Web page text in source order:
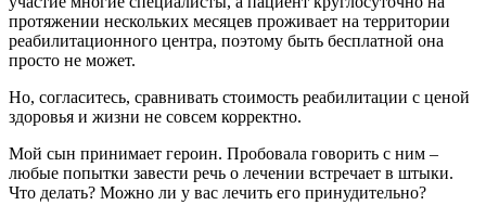
протяжении нескольких месяцев проживает на территории
реабилитационного центра, поэтому быть бесплатной она
просто не может.
Но, согласитесь, сравнивать стоимость реабилитации с ценой
здоровья и жизни не совсем корректно.
Мой сын принимает героин. Пробовала говорить с ним –
любые попытки завести речь о лечении встречает в штыки.
Что делать? Можно ли у вас лечить его принудительно?